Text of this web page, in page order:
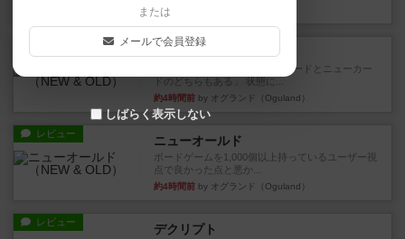
約3時間前
ゲーム終了時に、「オールドカードとニューカー
ドのどちらもある」 状態に...
約4時間前 by オグランド（Oguland）
レビュー ニューオールド
ボードゲームを1,000個以上持っているユーザー視
点で良かった点と悪か...
約4時間前 by オグランド（Oguland）
レビュー デクリプト
または
メールで会員登録
しばらく表示しない